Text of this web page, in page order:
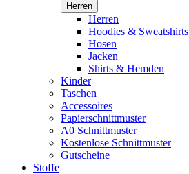
Herren
Herren
Hoodies & Sweatshirts
Hosen
Jacken
Shirts & Hemden
Kinder
Taschen
Accessoires
Papierschnittmuster
A0 Schnittmuster
Kostenlose Schnittmuster
Gutscheine
Stoffe